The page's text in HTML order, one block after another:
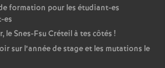
formation pour les étudiant-es
es
le Snes-Fsu Créteil à tes côtés !
sur l’année de stage et les mutations le